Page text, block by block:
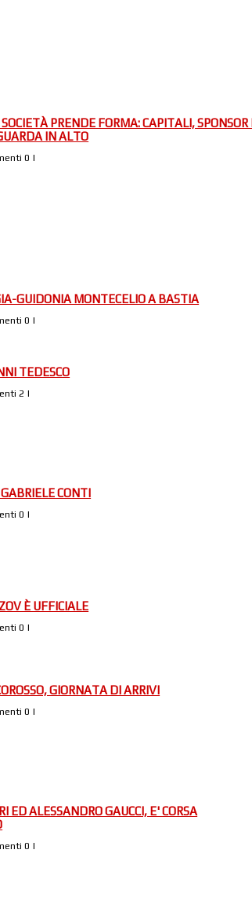
PRENDE FORMA: CAPITALI, SPONSOR
IN ALTO
0 |
GUIDONIA MONTECELIO A BASTIA
0 |
TEDESCO
2 |
CONTI
0 |
È UFFICIALE
0 |
GIORNATA DI ARRIVI
0 |
ED ALESSANDRO GAUCCI, E' CORSA
0 |